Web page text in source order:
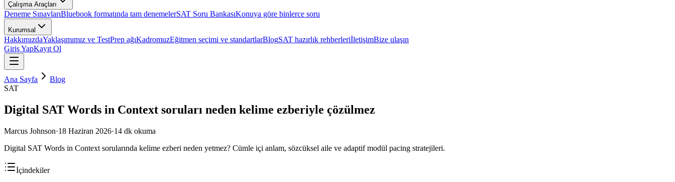
Çalışma Araçları
Deneme SınavlarıBluebook formatında tam denemelerSAT Soru BankasıKonuya göre binlerce soru
Kurumsal
HakkımızdaYaklaşımımız ve TestPrep ağıKadromuzEğitmen seçimi ve standartlarBlogSAT hazırlık rehberleriİletişimBize ulaşın
Giriş YapKayıt Ol
Ana Sayfa
Blog
SAT
Digital SAT Words in Context soruları neden kelime ezberiyle çözülmez
Marcus Johnson·18 Haziran 2026·14 dk okuma
Digital SAT Words in Context sorularında kelime ezberi neden yetmez? Cümle içi anlam, sözcüksel aile ve adaptif modül pacing stratejileri.
İçindekiler